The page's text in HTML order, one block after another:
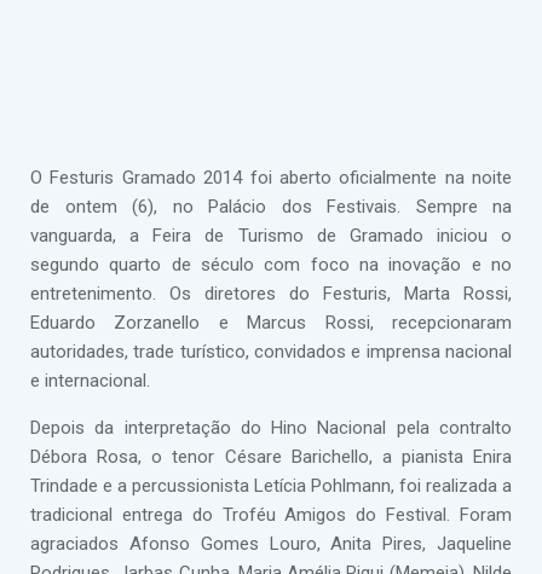
O Festuris Gramado 2014 foi aberto oficialmente na noite
de ontem (6), no Palácio dos Festivais. Sempre na
vanguarda, a Feira de Turismo de Gramado iniciou o
segundo quarto de século com foco na inovação e no
entretenimento. Os diretores do Festuris, Marta Rossi,
Eduardo Zorzanello e Marcus Rossi, recepcionaram
autoridades, trade turístico, convidados e imprensa nacional
e internacional.
Depois da interpretação do Hino Nacional pela contralto
Débora Rosa, o tenor Césare Barichello, a pianista Enira
Trindade e a percussionista Letícia Pohlmann, foi realizada a
tradicional entrega do Troféu Amigos do Festival. Foram
agraciados Afonso Gomes Louro, Anita Pires, Jaqueline